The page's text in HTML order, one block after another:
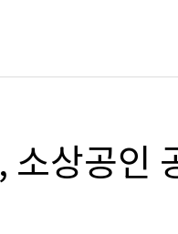
소상공인